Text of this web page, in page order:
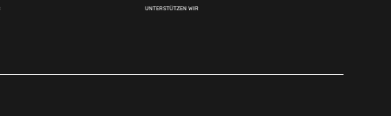
UNTERSTÜTZEN WIR